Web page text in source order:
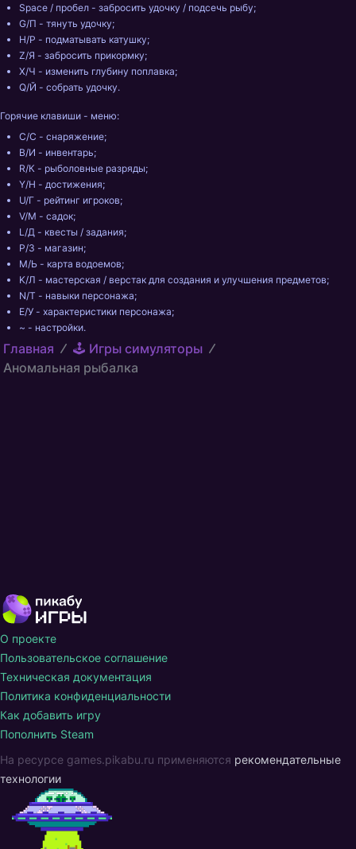
Space / пробел - забросить удочку / подсечь рыбу;
G/П - тянуть удочку;
H/Р - подматывать катушку;
Z/Я - забросить прикормку;
X/Ч - изменить глубину поплавка;
Q/Й - собрать удочку.
Горячие клавиши - меню:
C/С - снаряжение;
B/И - инвентарь;
R/К - рыболовные разряды;
Y/Н - достижения;
U/Г - рейтинг игроков;
V/М - садок;
L/Д - квесты / задания;
P/З - магазин;
M/Ь - карта водоемов;
K/Л - мастерская / верстак для создания и улучшения предметов;
N/Т - навыки персонажа;
E/У - характеристики персонажа;
~ - настройки.
Главная
🕹️ Игры симуляторы
Аномальная рыбалка
О проекте
Пользовательское соглашение
Техническая документация
Политика конфиденциальности
Как добавить игру
Пополнить Steam
На ресурсе games.pikabu.ru применяются рекомендательные
технологии